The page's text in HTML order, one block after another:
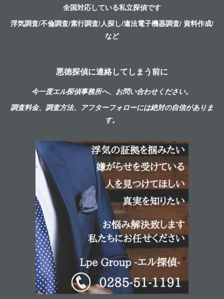
全国対応している私立探偵です
浮気調査/不倫調査/素行調査/人探し/違法電子機器調査/ 資料作成/
など
悪徳探偵に連絡してしまう前に
今一度エル探偵事務所へ、お問い合わせください。
調査料金、調査方法、アフターフォローには絶対の自信がありま
す。